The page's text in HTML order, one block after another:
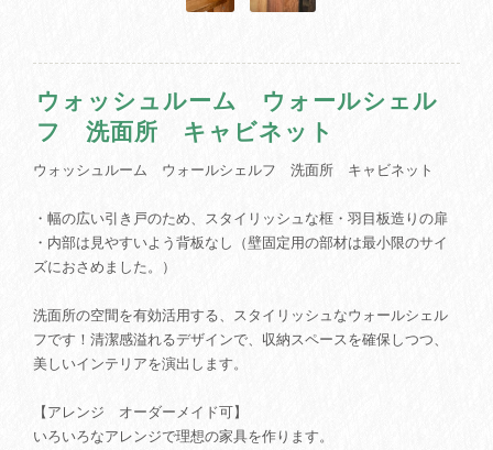
ウォッシュルーム ウォールシェル
フ 洗面所 キャビネット
ウォッシュルーム ウォールシェルフ 洗面所 キャビネット
・幅の広い引き戸のため、スタイリッシュな框・羽目板造りの扉
・内部は見やすいよう背板なし（壁固定用の部材は最小限のサイ
ズにおさめました。）
洗面所の空間を有効活用する、スタイリッシュなウォールシェル
フです！清潔感溢れるデザインで、収納スペースを確保しつつ、
美しいインテリアを演出します。
【アレンジ オーダーメイド可】
いろいろなアレンジで理想の家具を作ります。